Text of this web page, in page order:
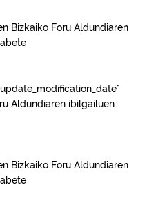
Bizkaiko Foru Aldundiaren
Aldundiaren ibilgailuen
Bizkaiko Foru Aldundiaren